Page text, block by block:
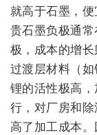
就高于石墨，
贵石墨负极通
极，成本的增
过渡层材料（
锂的活性极高
行，对厂房和
高了加工成本